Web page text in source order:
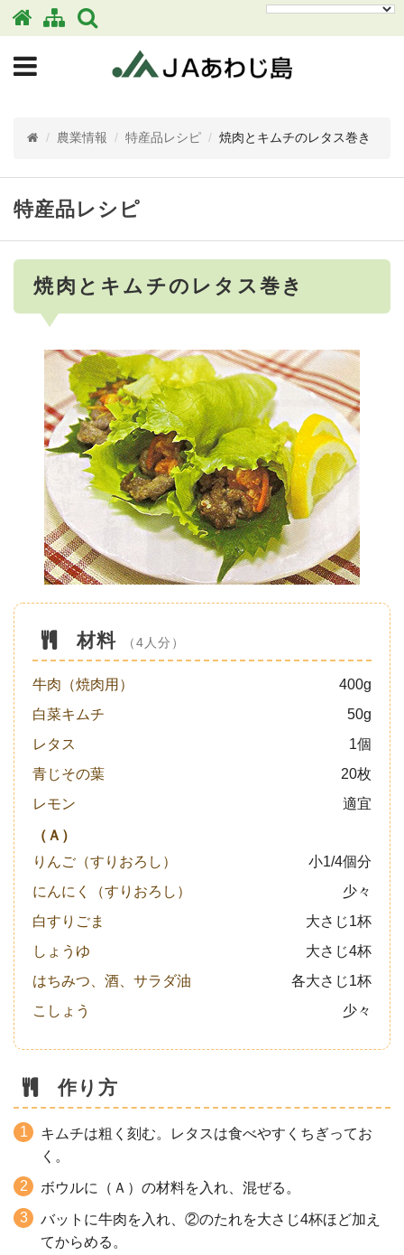
/ 農業情報 / 特産品レシピ / 焼肉とキムチのレタス巻き
特産品レシピ
焼肉とキムチのレタス巻き
材料 （4人分）
牛肉（焼肉用）
400g
白菜キムチ
50g
レタス
1個
青じその葉
20枚
レモン
適宜
（Ａ）
りんご（すりおろし）
小1/4個分
にんにく（すりおろし）
少々
白すりごま
大さじ1杯
しょうゆ
大さじ4杯
はちみつ、酒、サラダ油
各大さじ1杯
こしょう
少々
作り方
キムチは粗く刻む。レタスは食べやすくちぎってお
く。
ボウルに（Ａ）の材料を入れ、混ぜる。
バットに牛肉を入れ、②のたれを大さじ4杯ほど加え
てからめる。